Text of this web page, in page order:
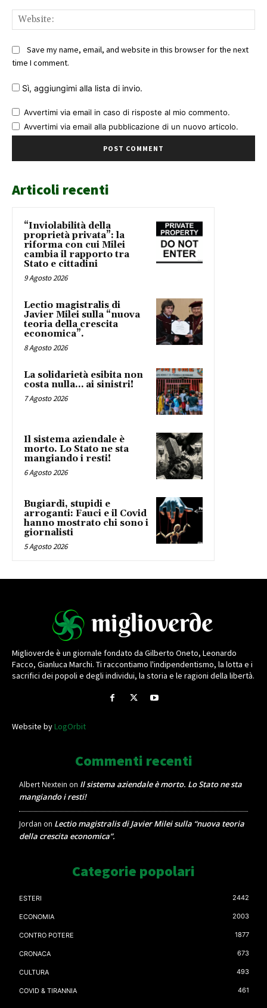
Save my name, email, and website in this browser for the next
time I comment.
Sì, aggiungimi alla lista di invio.
Avvertimi via email in caso di risposte al mio commento.
Avvertimi via email alla pubblicazione di un nuovo articolo.
Articoli recenti
“Inviolabilità della
proprietà privata”: la
riforma con cui Milei
cambia il rapporto tra
Stato e cittadini
9 Agosto 2026
Lectio magistralis di
Javier Milei sulla “nuova
teoria della crescita
economica”.
8 Agosto 2026
La solidarietà esibita non
costa nulla… ai sinistri!
7 Agosto 2026
Il sistema aziendale è
morto. Lo Stato ne sta
mangiando i resti!
6 Agosto 2026
Bugiardi, stupidi e
arroganti: Fauci e il Covid
hanno mostrato chi sono i
giornalisti
5 Agosto 2026
Miglioverde è un giornale fondato da Gilberto Oneto, Leonardo
Facco, Gianluca Marchi. Ti raccontiamo l'indipendentismo, la lotta e i
sacrifici dei popoli e degli individui, la storia e le ragioni della libertà.
Website byLogOrbit
Commenti recenti
Albert Nextein on Il sistema aziendale è morto. Lo Stato ne sta
mangiando i resti!
Jordan on Lectio magistralis di Javier Milei sulla “nuova teoria
della crescita economica”.
Categorie popolari
ESTERI 2442
ECONOMIA 2003
CONTRO POTERE 1877
CRONACA 673
CULTURA 493
COVID & TIRANNIA 461